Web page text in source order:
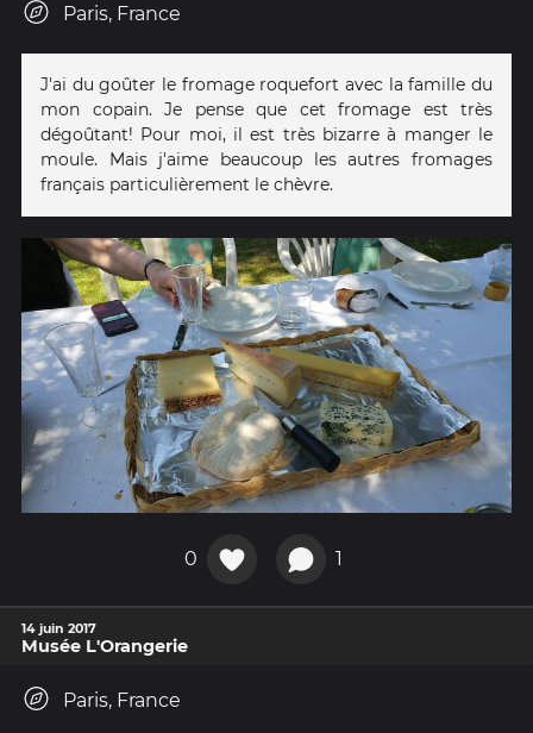
Paris, France
J'ai du goûter le fromage roquefort avec la famille du
mon copain. Je pense que cet fromage est très
dégoûtant! Pour moi, il est très bizarre à manger le
moule. Mais j'aime beaucoup les autres fromages
français particulièrement le chèvre.
0 1
14 juin 2017
Musée L'Orangerie
Paris, France